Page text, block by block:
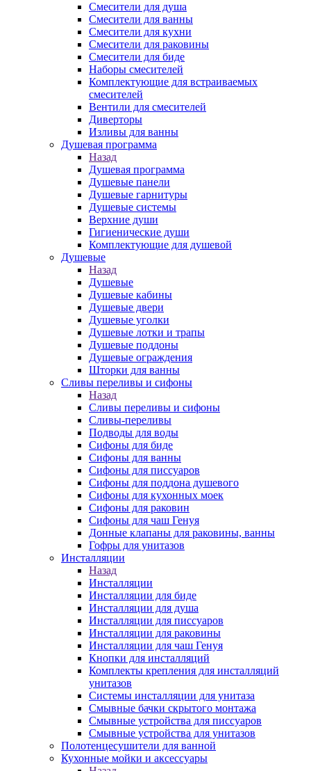
Смесители для душа
Смесители для ванны
Смесители для кухни
Смесители для раковины
Смесители для биде
Наборы смесителей
Комплектующие для встраиваемых
смесителей
Вентили для смесителей
Диверторы
Изливы для ванны
Душевая программа
Назад
Душевая программа
Душевые панели
Душевые гарнитуры
Душевые системы
Верхние души
Гигиенические души
Комплектующие для душевой
Душевые
Назад
Душевые
Душевые кабины
Душевые двери
Душевые уголки
Душевые лотки и трапы
Душевые поддоны
Душевые ограждения
Шторки для ванны
Сливы переливы и сифоны
Назад
Сливы переливы и сифоны
Сливы-переливы
Подводы для воды
Сифоны для биде
Сифоны для ванны
Сифоны для писсуаров
Сифоны для поддона душевого
Сифоны для кухонных моек
Сифоны для раковин
Сифоны для чаш Генуя
Донные клапаны для раковины, ванны
Гофры для унитазов
Инсталляции
Назад
Инсталляции
Инсталляции для биде
Инсталляции для душа
Инсталляции для писсуаров
Инсталляции для раковины
Инсталляции для чаш Генуя
Кнопки для инсталляций
Комплекты крепления для инсталляций
унитазов
Системы инсталляции для унитаза
Смывные бачки скрытого монтажа
Смывные устройства для писсуаров
Смывные устройства для унитазов
Полотенцесушители для ванной
Кухонные мойки и аксессуары